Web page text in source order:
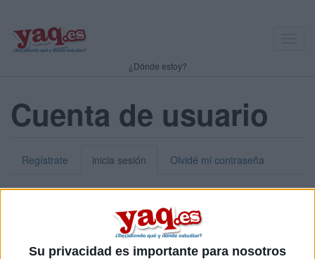
Su privacidad es importante para nosotros
¿Dónde estoy?
Cuenta de usuario
Regístrate inicia sesión Olvidé mi contraseña
Puedes iniciar sesión introduciendo tu nombre de usuario o tu
dirección de correo electrónico.